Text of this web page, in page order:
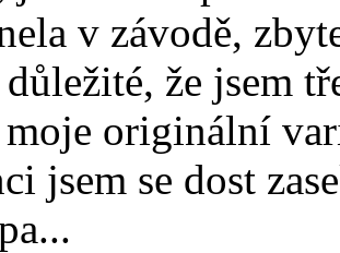
v závodě,
že jsem
originální
jsem se dost